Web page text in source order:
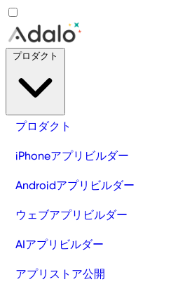
プロダクト
iPhoneアプリビルダー
Androidアプリビルダー
ウェブアプリビルダー
AIアプリビルダー
アプリストア公開